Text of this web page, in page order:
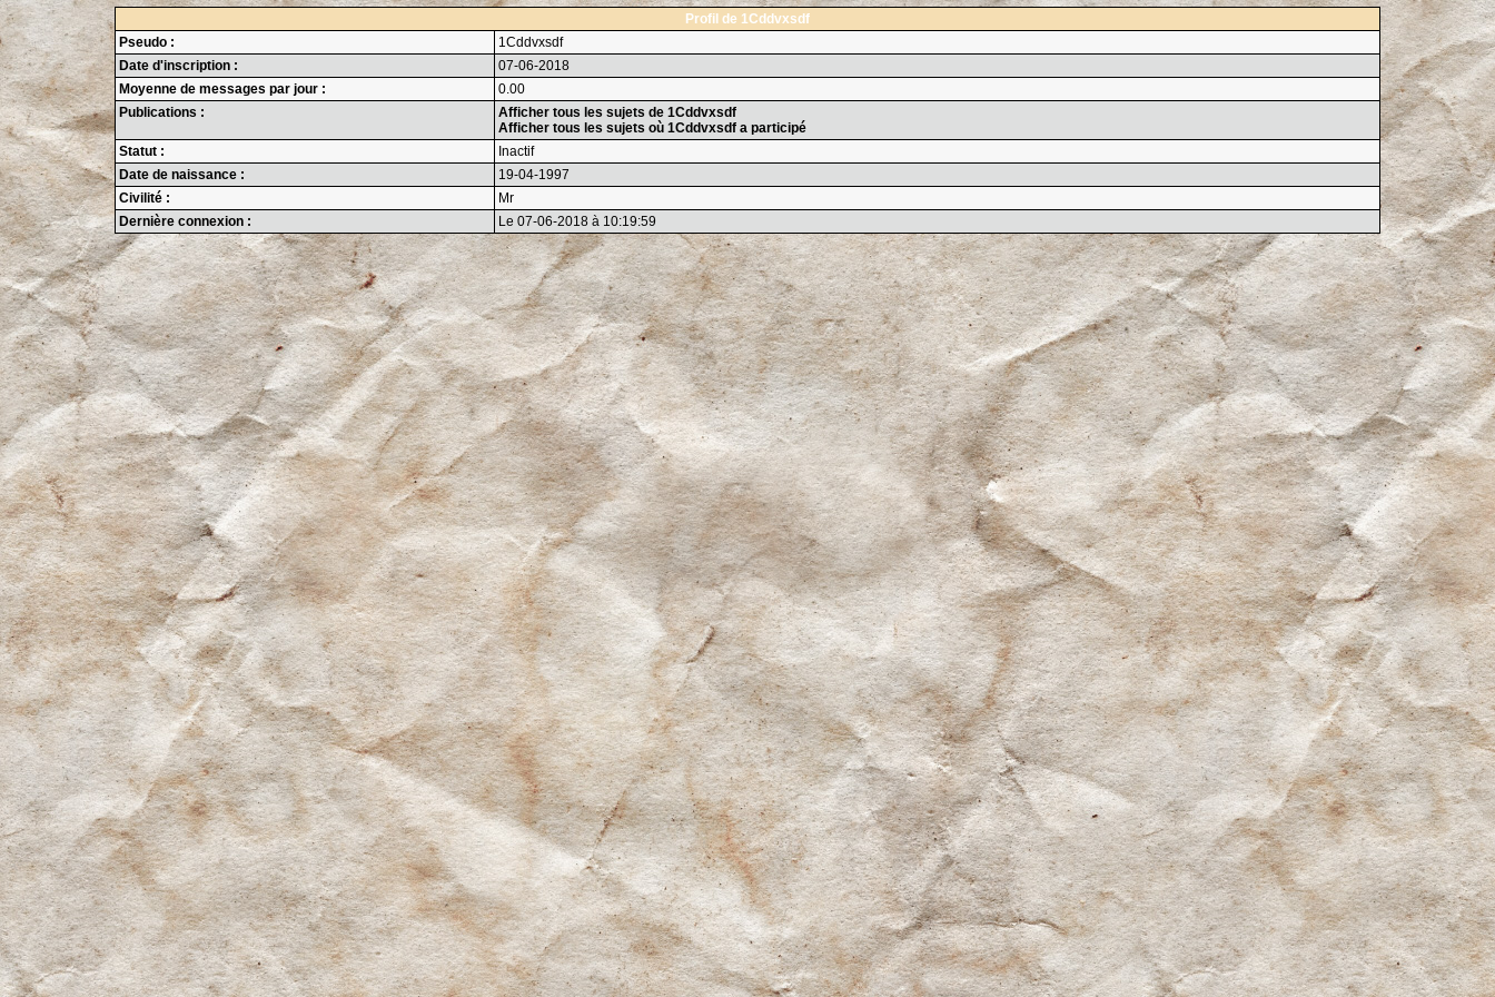
Profil de 1Cddvxsdf
Pseudo :
1Cddvxsdf
Date d'inscription :
07-06-2018
Moyenne de messages par jour :
0.00
Publications :
Afficher tous les sujets de 1Cddvxsdf
Afficher tous les sujets où 1Cddvxsdf a participé
Statut :
Inactif
Date de naissance :
19-04-1997
Civilité :
Mr
Dernière connexion :
Le 07-06-2018 à 10:19:59